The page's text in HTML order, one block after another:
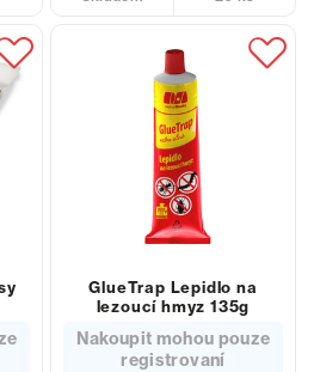
GlueTrap Lepidlo na
lezoucí hmyz 135g
Nakoupit mohou pouze
registrovaní